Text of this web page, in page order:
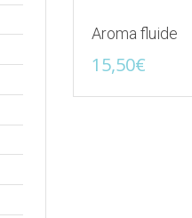
Aroma fluide
15,50€